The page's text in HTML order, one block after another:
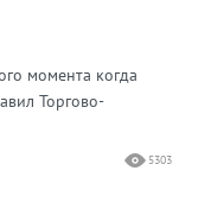
момента когда
Торгово-
5303